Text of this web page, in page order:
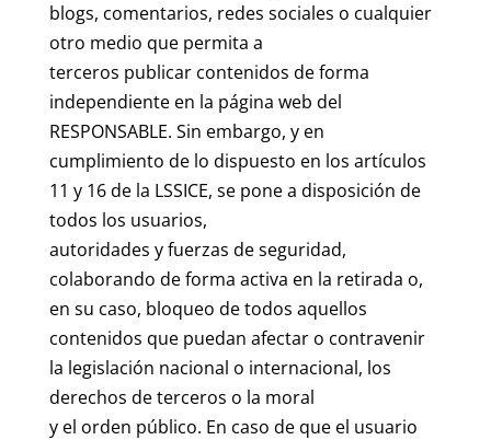
blogs, comentarios, redes sociales o cualquier
otro medio que permita a
terceros publicar contenidos de forma
independiente en la página web del
RESPONSABLE. Sin embargo, y en
cumplimiento de lo dispuesto en los artículos
11 y 16 de la LSSICE, se pone a disposición de
todos los usuarios,
autoridades y fuerzas de seguridad,
colaborando de forma activa en la retirada o,
en su caso, bloqueo de todos aquellos
contenidos que puedan afectar o contravenir
la legislación nacional o internacional, los
derechos de terceros o la moral
y el orden público. En caso de que el usuario